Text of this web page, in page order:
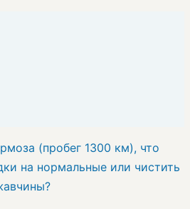
(пробег 1300 км), что
на нормальные или чистить